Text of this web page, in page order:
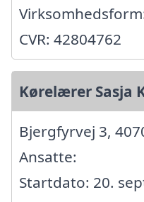
CVR: 42804762
Kørelærer Sasja
Bjergfyrvej 3,
Ansatte:
Startdato: 20.